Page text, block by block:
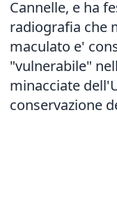
Cannelle, e ha
radiografia che
maculato e'
"vulnerabile"
minacciate
conservazione